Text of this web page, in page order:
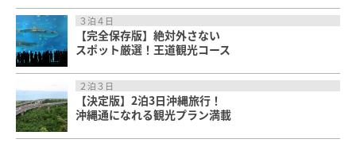
３泊４日
【完全保存版】絶対外さない
スポット厳選！王道観光コース
２泊３日
【決定版】2泊3日沖縄旅行！
沖縄通になれる観光プラン満載